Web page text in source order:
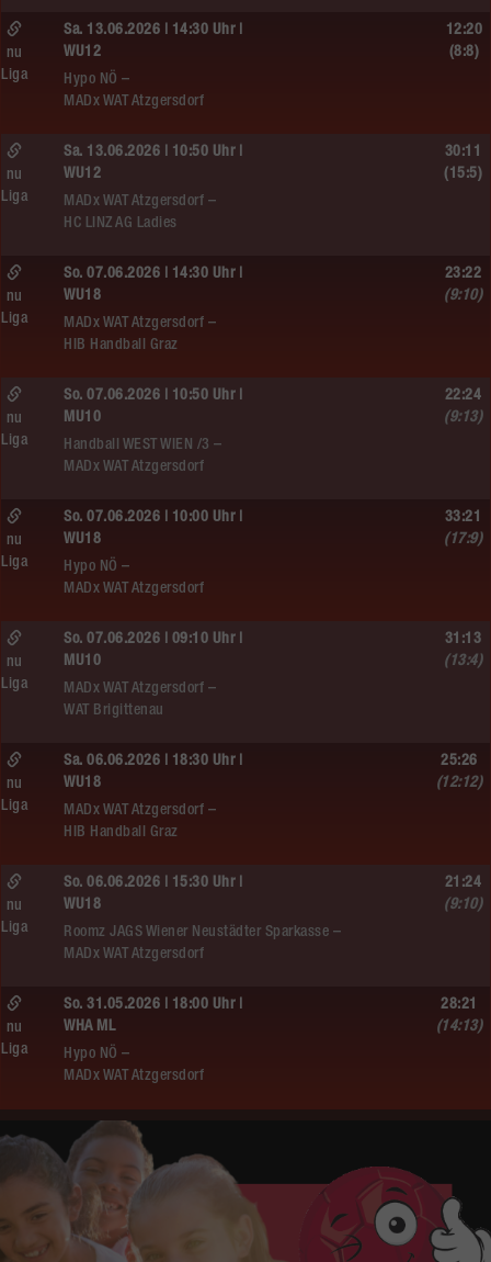
Sa. 13.06.2026 | 14:30 Uhr |
WU12
Hypo NÖ –
MADx WAT Atzgersdorf
nu
Liga
12:20
(8:8)
Sa. 13.06.2026 | 10:50 Uhr |
WU12
MADx WAT Atzgersdorf –
HC LINZ AG Ladies
nu
Liga
30:11
(15:5)
So. 07.06.2026 | 14:30 Uhr |
WU18
MADx WAT Atzgersdorf –
HIB Handball Graz
nu
Liga
23:22
(9:10)
So. 07.06.2026 | 10:50 Uhr |
MU10
Handball WEST WIEN /3 –
MADx WAT Atzgersdorf
nu
Liga
22:24
(9:13)
So. 07.06.2026 | 10:00 Uhr |
WU18
Hypo NÖ –
MADx WAT Atzgersdorf
nu
Liga
33:21
(17:9)
So. 07.06.2026 | 09:10 Uhr |
MU10
MADx WAT Atzgersdorf –
WAT Brigittenau
nu
Liga
31:13
(13:4)
Sa. 06.06.2026 | 18:30 Uhr |
WU18
MADx WAT Atzgersdorf –
HIB Handball Graz
nu
Liga
25:26
(12:12)
So. 06.06.2026 | 15:30 Uhr |
WU18
Roomz JAGS Wiener Neustädter Sparkasse –
MADx WAT Atzgersdorf
nu
Liga
21:24
(9:10)
So. 31.05.2026 | 18:00 Uhr |
WHA ML
Hypo NÖ –
MADx WAT Atzgersdorf
nu
Liga
28:21
(14:13)